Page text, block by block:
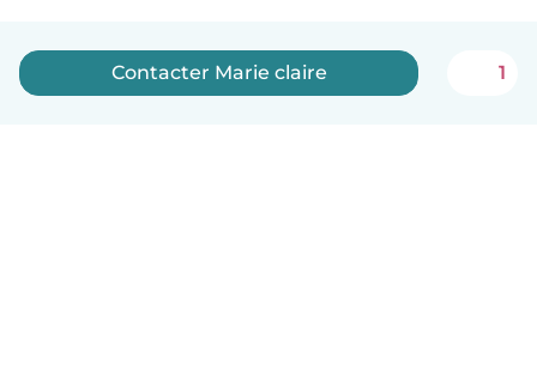
Contacter Marie claire 1